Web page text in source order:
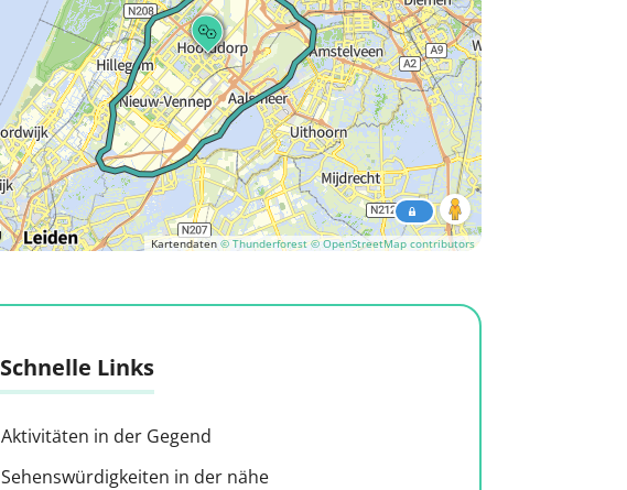
Kartendaten © Thunderforest © OpenStreetMap contributors
Schnelle Links
Aktivitäten in der Gegend
Sehenswürdigkeiten in der nähe